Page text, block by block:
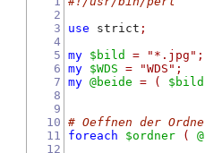
2
3
4
5
6
7
8
9
10
11
12
use strict ;
my $bild = "*.jpg" ;
my $WDS = "WDS" ;
my @beide = ( $bild
# Oeffnen der
foreach
$ordner (